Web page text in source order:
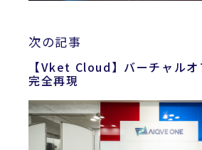
次の記事
【Vket Cloud】バーチャルオ
完全再現